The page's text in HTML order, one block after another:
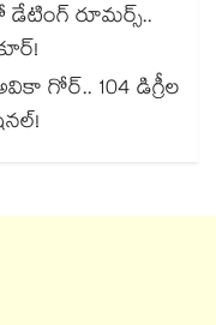
డేటింగ్ రూమర్స్‌..
గోర్.. 104 డిగ్రీల